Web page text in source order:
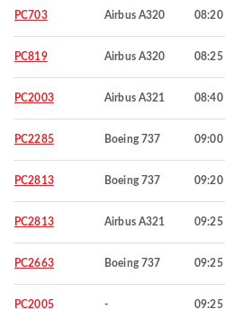
PC703 Airbus A320 08:20
PC819 Airbus A320 08:25
PC2003 Airbus A321 08:40
PC2285 Boeing 737 09:00
PC2813 Boeing 737 09:20
PC2813 Airbus A321 09:25
PC2663 Boeing 737 09:25
PC2005 - 09:25